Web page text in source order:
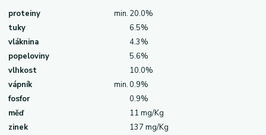
proteiny
min. 20.0%
tuky
6.5%
vláknina
4.3%
popeloviny
5.6%
vlhkost
10.0%
vápník
min.0.9%
fosfor
0.9%
měď
11 mg/Kg
zinek
137 mg/Kg